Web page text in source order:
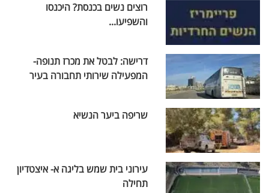
רוצים נשים בכנסת? היכנסו
והשפיעו...
דרישה: לבטל את מכרז תנופה-
המפעילה שירותי תחבורה בעיר
שריפה ביער הנשיא
עירוני בית שמש בליגה א- איצטדיון
תחילה